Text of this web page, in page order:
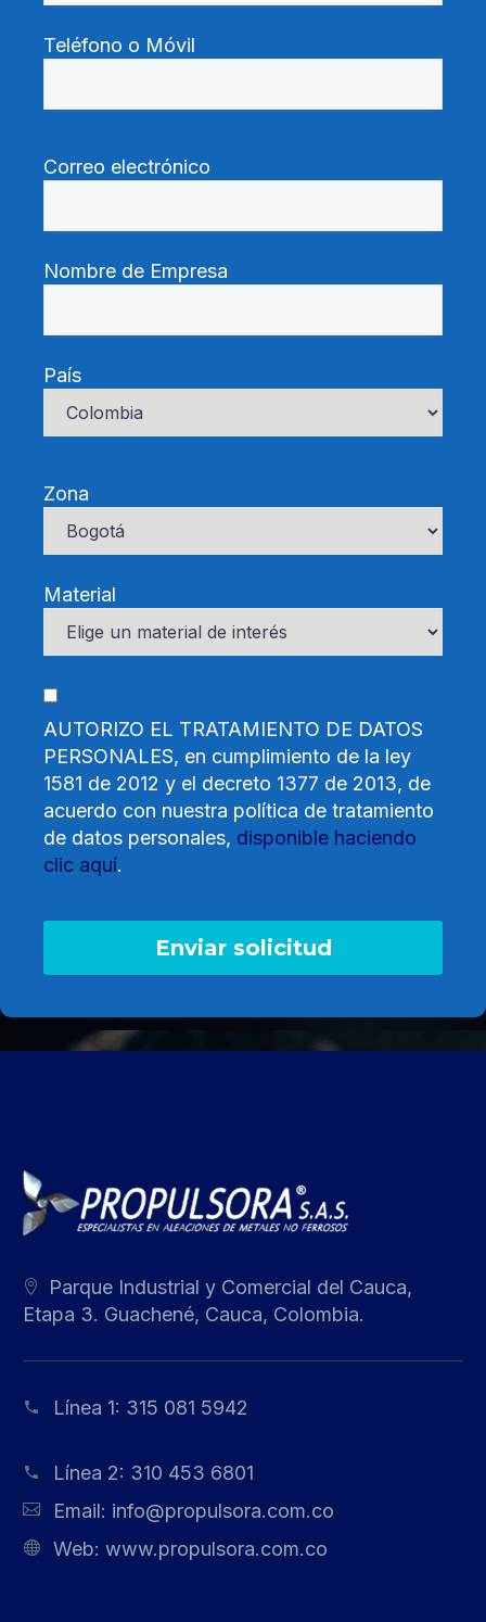
Teléfono o Móvil
Correo electrónico
Nombre de Empresa
País
Zona
Material
AUTORIZO EL TRATAMIENTO DE DATOS
PERSONALES, en cumplimiento de la ley
1581 de 2012 y el decreto 1377 de 2013, de
acuerdo con nuestra política de tratamiento
de datos personales, disponible haciendo
clic aquí.
Parque Industrial y Comercial del Cauca,
Etapa 3. Guachené, Cauca, Colombia.
Línea 1: 315 081 5942
Línea 2: 310 453 6801
Email: info@propulsora.com.co
Web: www.propulsora.com.co